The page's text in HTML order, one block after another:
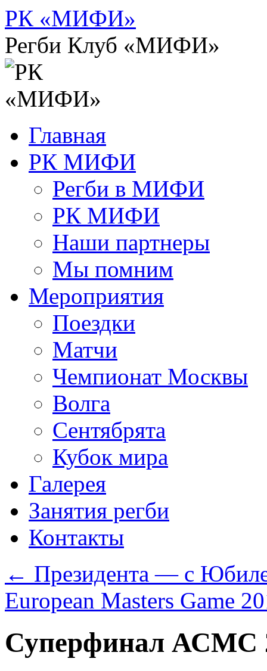
Перейти
содержимому
РК «МИФИ»
Регби Клуб «МИФИ»
Главная
РК МИФИ
Регби в МИФИ
РК МИФИ
Наши партнеры
Мы помним
Мероприятия
Поездки
Матчи
Чемпионат Москвы
Волга
Сентябрята
Кубок мира
Галерея
Занятия регби
Контакты
← Президента — с
European Masters Game
Суперфинал АСМС